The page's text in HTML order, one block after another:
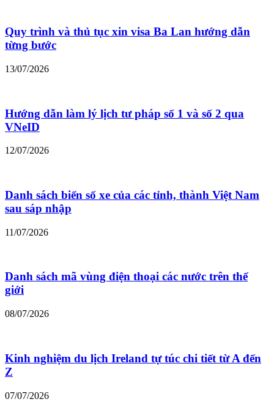
Quy trình và thủ tục xin visa Ba Lan hướng dẫn
từng bước
13/07/2026
Hướng dẫn làm lý lịch tư pháp số 1 và số 2 qua
VNeID
12/07/2026
Danh sách biển số xe của các tỉnh, thành Việt Nam
sau sáp nhập
11/07/2026
Danh sách mã vùng điện thoại các nước trên thế
giới
08/07/2026
Kinh nghiệm du lịch Ireland tự túc chi tiết từ A đến
Z
07/07/2026